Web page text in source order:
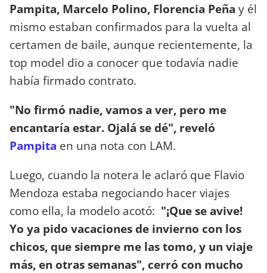
Pampita, Marcelo Polino, Florencia Peña y él
mismo estaban confirmados para la vuelta al
certamen de baile, aunque recientemente, la
top model dio a conocer que todavía nadie
había firmado contrato.
"No firmó nadie, vamos a ver, pero me
encantaría estar. Ojalá se dé", reveló
Pampita en una nota con LAM.
Luego, cuando la notera le aclaró que Flavio
Mendoza estaba negociando hacer viajes
como ella, la modelo acotó: "¡Que se avive!
Yo ya pido vacaciones de invierno con los
chicos, que siempre me las tomo, y un viaje
más, en otras semanas", cerró con mucho